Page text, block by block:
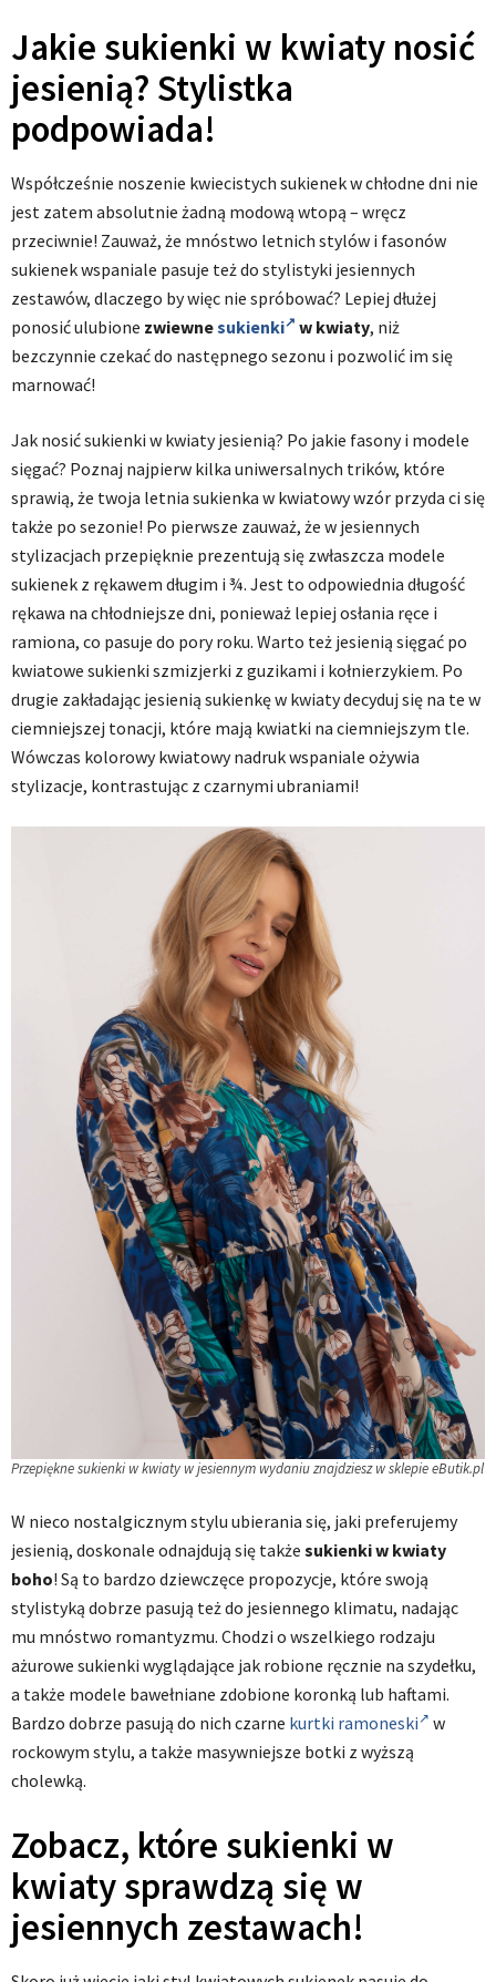
Jakie sukienki w kwiaty nosić
jesienią? Stylistka
podpowiada!
Współcześnie noszenie kwiecistych sukienek w chłodne dni nie
jest zatem absolutnie żadną modową wtopą – wręcz
przeciwnie! Zauważ, że mnóstwo letnich stylów i fasonów
sukienek wspaniale pasuje też do stylistyki jesiennych
zestawów, dlaczego by więc nie spróbować? Lepiej dłużej
ponosić ulubione zwiewnesukienki w kwiaty, niż
bezczynnie czekać do następnego sezonu i pozwolić im się
marnować!
Jak nosić sukienki w kwiaty jesienią? Po jakie fasony i modele
sięgać? Poznaj najpierw kilka uniwersalnych trików, które
sprawią, że twoja letnia sukienka w kwiatowy wzór przyda ci się
także po sezonie! Po pierwsze zauważ, że w jesiennych
stylizacjach przepięknie prezentują się zwłaszcza modele
sukienek z rękawem długim i ¾. Jest to odpowiednia długość
rękawa na chłodniejsze dni, ponieważ lepiej osłania ręce i
ramiona, co pasuje do pory roku. Warto też jesienią sięgać po
kwiatowe sukienki szmizjerki z guzikami i kołnierzykiem. Po
drugie zakładając jesienią sukienkę w kwiaty decyduj się na te w
ciemniejszej tonacji, które mają kwiatki na ciemniejszym tle.
Wówczas kolorowy kwiatowy nadruk wspaniale ożywia
stylizacje, kontrastując z czarnymi ubraniami!
Przepiękne sukienki w kwiaty w jesiennym wydaniu znajdziesz w sklepie eButik.pl
W nieco nostalgicznym stylu ubierania się, jaki preferujemy
jesienią, doskonale odnajdują się także sukienki w kwiaty
boho! Są to bardzo dziewczęce propozycje, które swoją
stylistyką dobrze pasują też do jesiennego klimatu, nadając
mu mnóstwo romantyzmu. Chodzi o wszelkiego rodzaju
ażurowe sukienki wyglądające jak robione ręcznie na szydełku,
a także modele bawełniane zdobione koronką lub haftami.
Bardzo dobrze pasują do nich czarne kurtki ramoneski
w
rockowym stylu, a także masywniejsze botki z wyższą
cholewką.
Zobacz, które sukienki w
kwiaty sprawdzą się w
jesiennych zestawach!